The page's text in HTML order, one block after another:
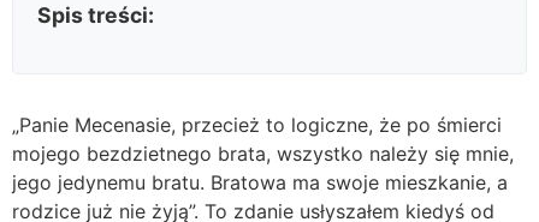
Spis treści:
„Panie Mecenasie, przecież to logiczne, że po śmierci
mojego bezdzietnego brata, wszystko należy się mnie,
jego jedynemu bratu. Bratowa ma swoje mieszkanie, a
rodzice już nie żyją”. To zdanie usłyszałem kiedyś od